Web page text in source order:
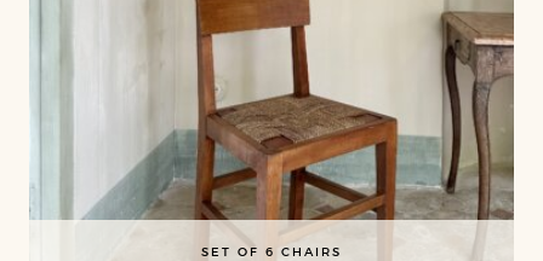
SET OF 6 CHAIRS